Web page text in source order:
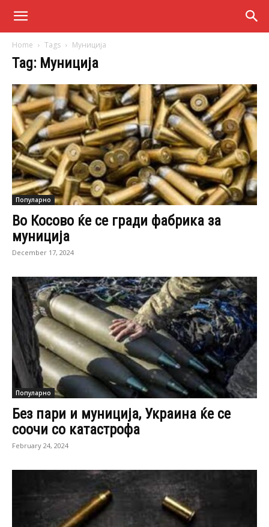
Home Tags Муниција
Tag: Муниција
Популарно
Во Косово ќе се гради фабрика за
муниција
December 17, 2024
Популарно
Без пари и муниција, Украина ќе се
соочи со катастрофа
February 24, 2024